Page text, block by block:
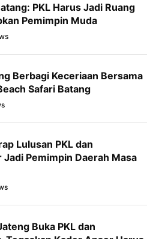
PKL Harus Jadi Ruang
Pemimpin Muda
Berbagi Keceriaan Bersama
Safari Batang
Lulusan PKL dan
Jadi Pemimpin Daerah Masa
Buka PKL dan